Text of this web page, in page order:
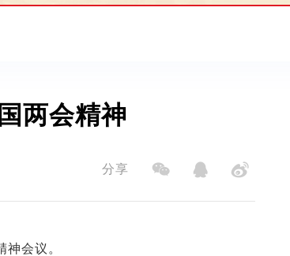
两会精神
分享
会议。